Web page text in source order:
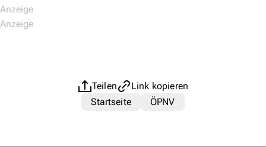
Teilen
Link kopieren
Startseite
ÖPNV